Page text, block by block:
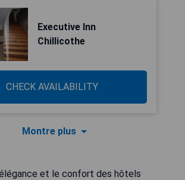
Executive Inn
Chillicothe
CHECK AVAILABILITY
Montre plus
et le confort des hôtels